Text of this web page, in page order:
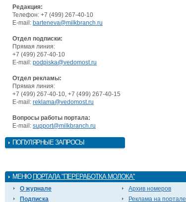
Редакция:
Телефон: +7 (499) 267-40-10
E-mail: barteneva@milkbranch.ru
Отдел подписки:
Прямая линия:
+7 (499) 267-40-10
E-mail: podpiska@vedomost.ru
Отдел рекламы:
Прямая линия:
+7 (499) 267-40-10, +7 (499) 267-40-15
E-mail: reklama@vedomost.ru
Вопросы работы портала:
E-mail: support@milkbranch.ru
ПОПУЛЯРНЫЕ ЗАПРОСЫ
МЕНЮ ПОРТАЛА "ПЕРЕРАБОТКА МОЛОКА"
О журнале
Подписка
Архив номеров
Реклама на портале